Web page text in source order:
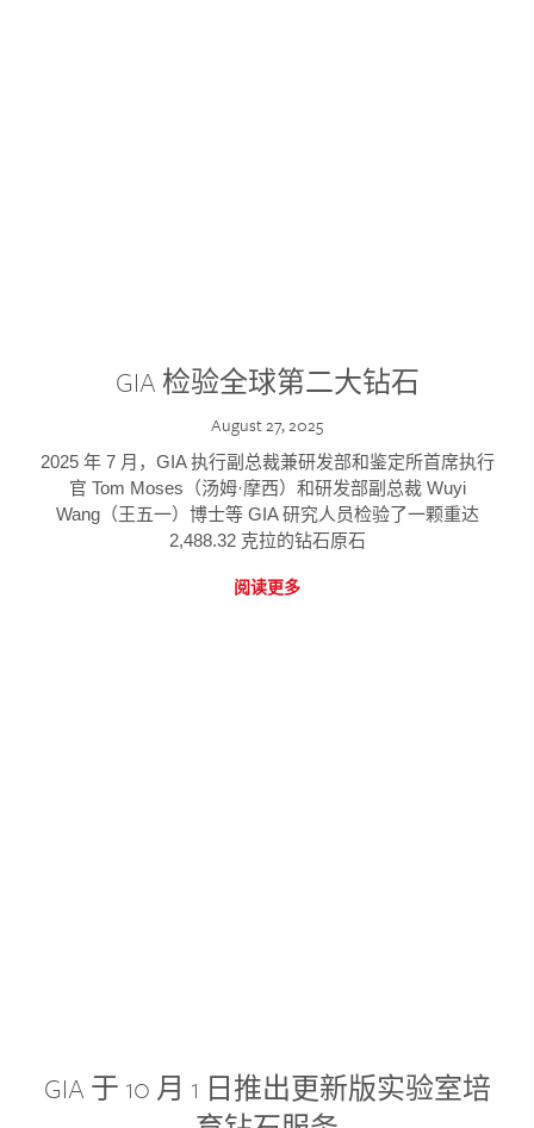
GIA 检验全球第二大钻石
August 27, 2025
2025 年 7 月，GIA 执行副总裁兼研发部和鉴定所首席执行
官 Tom Moses（汤姆·摩西）和研发部副总裁 Wuyi
Wang（王五一）博士等 GIA 研究人员检验了一颗重达
2,488.32 克拉的钻石原石
阅读更多
GIA 于 10 月 1 日推出更新版实验室培